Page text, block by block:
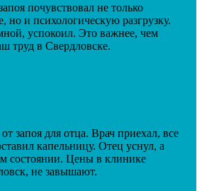
почувствовал не только
но и психологическую разгрузку.
успокоил. Это важнее, чем
труд в Свердловске.
запоя для отца. Врач приехал, все
капельницу. Отец уснул, а
состоянии. Цены в клинике
не завышают.